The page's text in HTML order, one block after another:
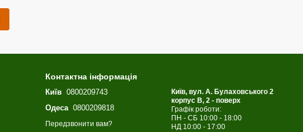
Контактна інформація
Київ 0800209743
Одеса0800209818
Передзвонити вам?
Київ, вул. А. Булаховського 2
корпус B, 2 - поверх
Графік роботи:
ПН - СБ 10:00 - 18:00
НД 10:00 - 17:00